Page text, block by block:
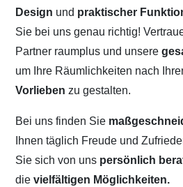
Design und praktischer
Sie bei uns genau richtig!
Partner raumplus und unsere
um Ihre Räumlichkeiten nach
Vorliebenzu gestalten.
Bei uns finden Sie
Ihnen täglich Freude und
Sie sich von uns persönlich
dievielfältigen Möglichkeiten.